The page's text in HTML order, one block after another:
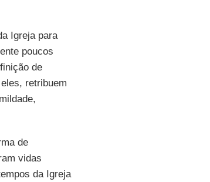
Igreja para
poucos
de
retribuem
de
vidas
da Igreja